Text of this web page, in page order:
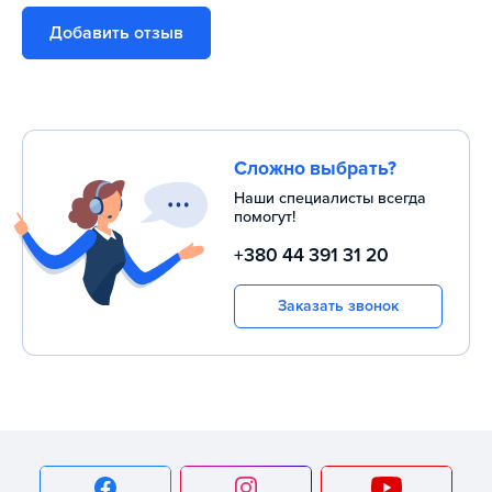
окружающей среде. Это саморегулирующаяся система,
которая не требует особого ухода и является настолько
надёжной, что имеет беспрецедентную пожизненную
В продолжение эко-темы, Т655L имеет функцию режима
ожидания Energy Smart, которая переводит тренажер в
спящий режим после нескольких минут простоя и легко
выводит его “из сна”, сохраняя все предыдущие
настройки.
Smart-технологии, обеспечивающие комфорт
В современном мире, где каждый подстраивается под
быстрый, стремительный темп жизни, так важно найти
использовании атлетом любой подготовленности.
Добавить отзыв
Сложно выбрать?
Наши специалисты всегда
помогут!
+380 44 391 31 20
Заказать звонок